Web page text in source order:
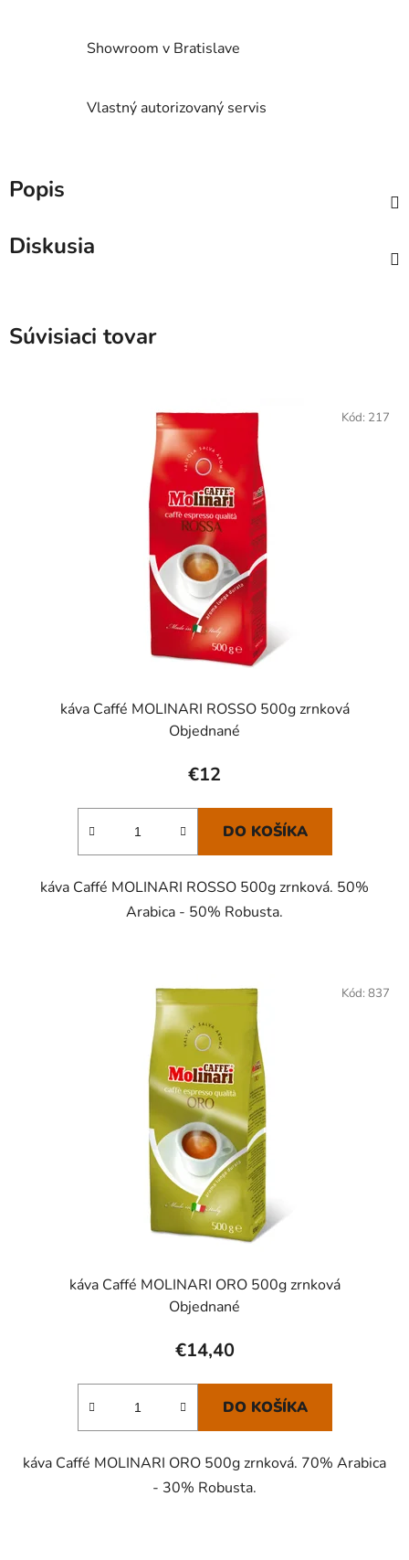
Showroom v Bratislave
Vlastný autorizovaný servis
Popis
Diskusia
Súvisiaci tovar
káva Caffé MOLINARI ROSSO 500g zrnková
Objednané
€12
DO KOŠÍKA
káva Caffé MOLINARI ROSSO 500g zrnková. 50%
Arabica - 50% Robusta.
Kód: 217
káva Caffé MOLINARI ORO 500g zrnková
Objednané
€14,40
DO KOŠÍKA
káva Caffé MOLINARI ORO 500g zrnková. 70% Arabica
- 30% Robusta.
Kód: 837